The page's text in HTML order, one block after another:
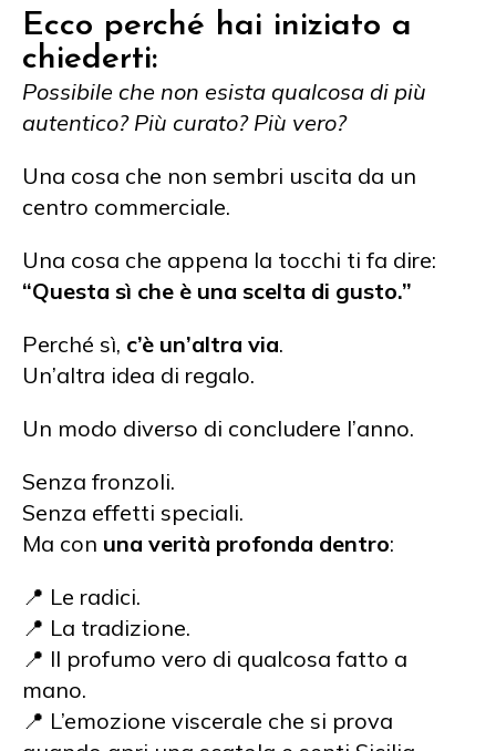
Ecco perché hai iniziato a
chiederti:
Possibile che non esista qualcosa di più
autentico? Più curato? Più vero?
Una cosa che non sembri uscita da un
centro commerciale.
Una cosa che appena la tocchi ti fa dire:
“Questa sì che è una scelta di gusto.”
Perché sì, c’è un’altra via.
Un’altra idea di regalo.
Un modo diverso di concludere l’anno.
Senza fronzoli.
Senza effetti speciali.
Ma con una verità profonda dentro:
📍 Le radici.
📍 La tradizione.
📍 Il profumo vero di qualcosa fatto a
mano.
📍 L’emozione viscerale che si prova